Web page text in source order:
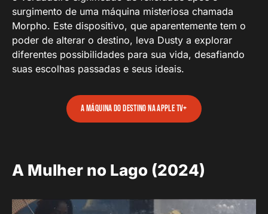
surgimento de uma máquina misteriosa chamada
Morpho. Este dispositivo, que aparentemente tem o
poder de alterar o destino, leva Dusty a explorar
diferentes possibilidades para sua vida, desafiando
suas escolhas passadas e seus ideais.
A Máquina do Destino na Apple TV+
A Mulher no Lago (2024)